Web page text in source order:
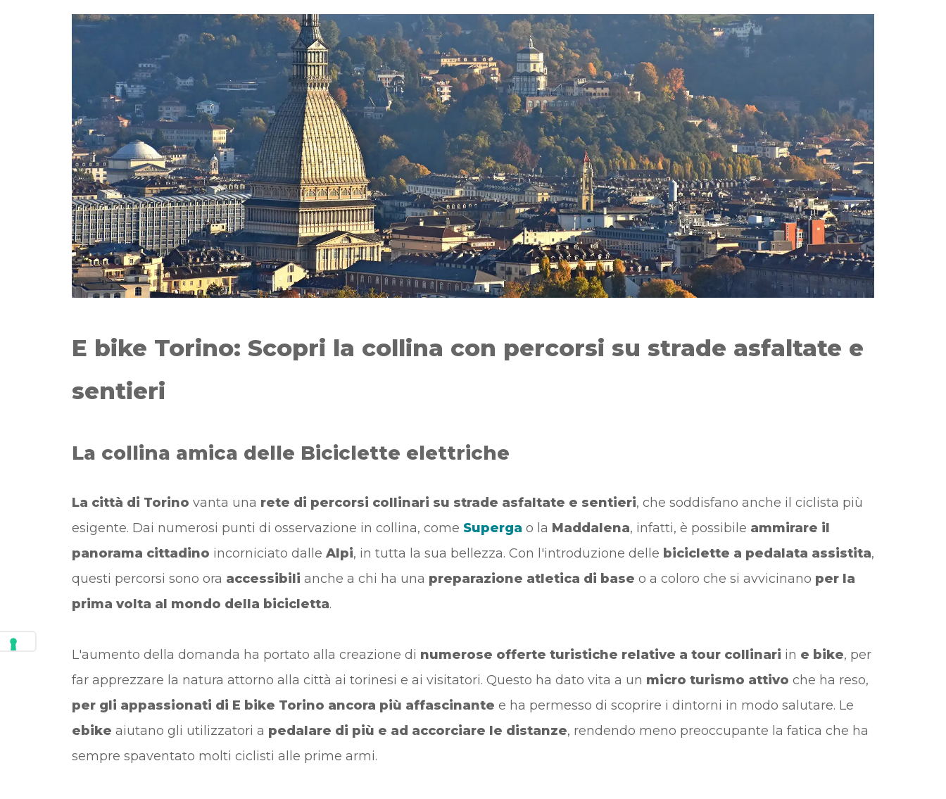
E bike Torino: Scopri la collina con percorsi su strade asfaltate e
sentieri
La collina amica delle Biciclette elettriche
La città di Torino vanta una rete di percorsi collinari su strade asfaltate e sentieri, che soddisfano anche il ciclista più
esigente. Dai numerosi punti di osservazione in collina, come Superga o la Maddalena, infatti, è possibile ammirare il
panorama cittadino incorniciato dalle Alpi, in tutta la sua bellezza. Con l'introduzione delle biciclette a pedalata assistita,
questi percorsi sono ora accessibili anche a chi ha una preparazione atletica di base o a coloro che si avvicinano per la
prima volta al mondo della bicicletta.
L'aumento della domanda ha portato alla creazione di numerose offerte turistiche relative a tour collinari in e bike, per
far apprezzare la natura attorno alla città ai torinesi e ai visitatori. Questo ha dato vita a un micro turismo attivo che ha reso,
per gli appassionati di E bike Torino ancora più affascinante e ha permesso di scoprire i dintorni in modo salutare. Le
ebike aiutano gli utilizzatori a pedalare di più e ad accorciare le distanze, rendendo meno preoccupante la fatica che ha
sempre spaventato molti ciclisti alle prime armi.